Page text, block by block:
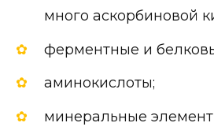
много аскорбиновой
ферментные и
аминокислоты;
минеральные